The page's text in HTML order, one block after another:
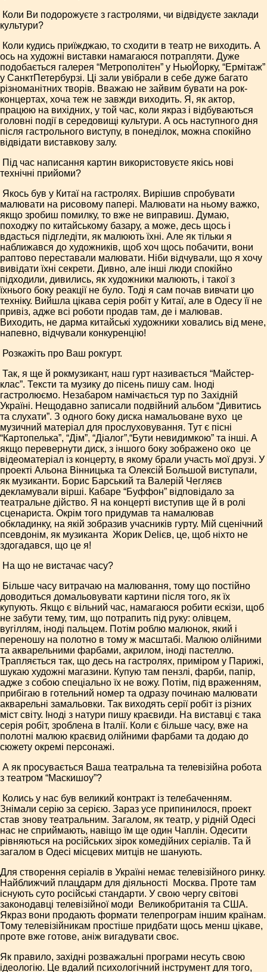
­ Коли Ви подорожуєте з гаст­ролями, чи відвідуєте заклади
культури?
­
Коли кудись приїжджаю, то сходити в театр не виходить. А
ось на художні виставки намагаюся потрапляти. Дуже
подобається галерея “Метрополітен” у Нью­Йорку, “Ермітаж”
у Санкт­Петербурзі. Ці зали увібрали в себе дуже багато
різноманітних творів. Вважаю не зайвим бувати на рок­
концертах, хоча теж не завж­ди виходить. Я, як актор,
працюю на вихідних, у той час, коли якраз і відбуваються
головні події в середовищі культури. А ось нас­тупного дня
після гастрольного виступу, в понеділок, можна спокійно
відвідати виставкову залу.
­ Під час написання картин використовуєте якісь нові
технічні прийоми?
­ Якось був у Китаї на гаст­ролях. Вирішив спробувати
малювати на рисовому папері. Малювати на ньому важко,
якщо зробиш помилку, то вже не виправиш. Думаю,
походжу по китайському базару, а може, десь щось і
вдасться підгледіти, як малюють їхні. Але як тільки я
наближався до художників, щоб хоч щось побачити, вони
раптово переставали малювати. Ніби відчували, що я хочу
вивідати їхні секрети. Дивно, але інші люди спокійно
підходили, дивились, як художники малюють, і такої з
їхнього боку реакції не було. Тоді я сам почав вивчати цю
техніку. Вийшла цікава серія робіт у Китаї, але в Одесу її не
привіз, адже всі роботи продав там, де і малював.
Виходить, не дарма китайські художники ховались від мене,
напевно, відчували конкуренцію!
­ Розкажіть про Ваш рок­гурт.
­ Так, я ще й рок­музикант, наш гурт називається “Майстер­
клас”. Тексти та музику до пісень пишу сам. Іноді
гастролюємо. Незабаром намічається тур по Західній
Україні. Нещодавно записали подвійний альбом “Дивитись
та слухати”. З одного боку диска намальоване вухо ­ це
музичний матеріал для прослуховування. Тут є пісні
“Картопелька”, “Дім”, “Діалог”,“Бути невидимкою” та інші. А
якщо перевернути диск, з іншого боку зображено око ­ це
відеоматеріал із концерту, в якому брали участь мої друзі. У
проекті Альона Вінницька та Олексій Большой виступали,
як музиканти. Борис Барський та Валерій Чегляєв
декламували вірші. Кабаре “Буффон” відповідало за
театральне дійство. Я на концерті виступив ще й в ролі
сценариста. Окрім того придумав та намалював
обкладинку, на якій зобразив учасників гурту. Мій сценічний
псевдонім, як музиканта ­ Жорик Deliєв, це, щоб ніхто не
здогадався, що це я!
­ На що не вистачає часу?
­ Більше часу витрачаю на малювання, тому що постійно
доводиться домальовувати картини після того, як їх
купують. Якщо є вільний час, намагаюся робити ескізи, щоб
не забути тему, тим, що потрапить під руку: олівцем,
вугіллям, іноді пальцем. Потім роблю малюнок, який і
переношу на полотно в тому ж масштабі. Малюю олійними
та акварельними фарбами, акрилом, іноді пастеллю.
Трапляється так, що десь на гастролях, приміром у Парижі,
шукаю художні магазини. Купую там пензлі, фарби, папір,
адже з собою спеціально їх не вожу. Потім, під враженням,
прибігаю в готельний номер та одразу починаю малювати
акварельні замальовки. Так виходять серії робіт із різних
міст світу. Іноді з натури пишу краєвиди. На виставці є така
серія робіт, зроблена в Італії. Коли є більше часу, вже на
полотні малюю крає­вид олійними фарбами та додаю до
сюжету окремі персонажі.
­ А як просувається Ваша театральна та телевізійна робота
з театром “Маски­шоу”?
­ Колись у нас був великий контракт із телебаченням.
Знімали серію за серією. Зараз усе припинилося, проект
став знову театральним. Загалом, як театр, у рідній Одесі
нас не сприймають, навіщо їм ще один Чаплін. Одесити
рівняються на російських зірок комедійних серіалів. Та й
загалом в Одесі місцевих митців не шанують.
Для створення серіалів в Україні немає телевізійного ринку.
Найближчий плацдарм для діяльності ­ Москва. Проте там
існують суто російські стандарти. У свою чергу світові
законодавці телевізійної моди ­ Великобританія та США.
Якраз вони продають формати телепрограм іншим країнам.
Тому телевізійникам простіше придбати щось менш цікаве,
проте вже готове, аніж вигадувати своє.
Як правило, західні розважальні програми несуть свою
ідеологію. Це вдалий психологічний інструмент для того,